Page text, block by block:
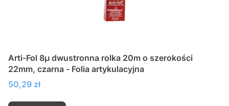
Arti-Fol 8µ dwustronna rolka 20m o szerokości
22mm, czarna - Folia artykulacyjna
Cena
50,29 zł